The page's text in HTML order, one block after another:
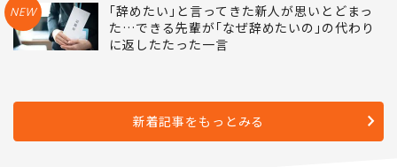
NEW
｢辞めたい｣と言ってきた新人が思いとどまっ
た…できる先輩が｢なぜ辞めたいの｣の代わり
に返したたった一言
新着記事をもっとみる